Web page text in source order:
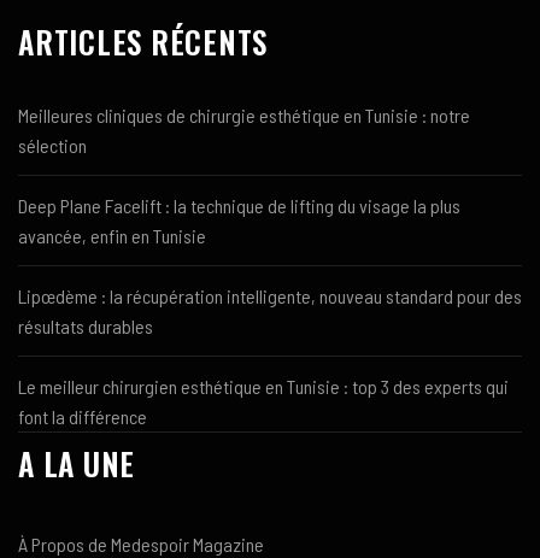
ARTICLES RÉCENTS
Meilleures cliniques de chirurgie esthétique en Tunisie : notre
sélection
Deep Plane Facelift : la technique de lifting du visage la plus
avancée, enfin en Tunisie
Lipœdème : la récupération intelligente, nouveau standard pour des
résultats durables
Le meilleur chirurgien esthétique en Tunisie : top 3 des experts qui
font la différence
A LA UNE
À Propos de Medespoir Magazine